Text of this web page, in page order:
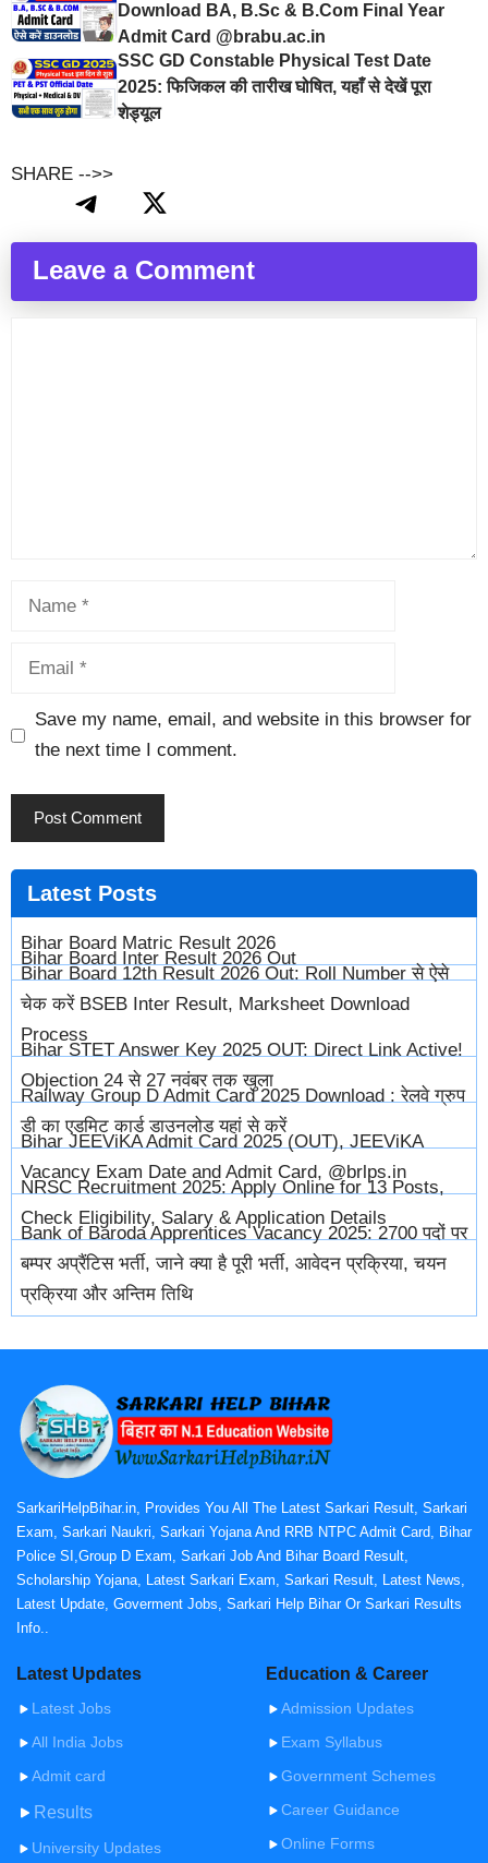
Download BA, B.Sc & B.Com Final Year
Admit Card @brabu.ac.in
SSC GD Constable Physical Test Date
2025: फिजिकल की तारीख घोषित, यहाँ से देखें पूरा
शेड्यूल
SHARE -->>
Leave a Comment
Save my name, email, and website in this browser for
the next time I comment.
Latest Posts
Bihar Board Matric Result 2026
Bihar Board Inter Result 2026 Out
Bihar Board 12th Result 2026 Out: Roll Number से ऐसे
चेक करें BSEB Inter Result, Marksheet Download
Process
Bihar STET Answer Key 2025 OUT: Direct Link Active!
Objection 24 से 27 नवंबर तक खुला
Railway Group D Admit Card 2025 Download : रेलवे ग्रुप
डी का एडमिट कार्ड डाउनलोड यहां से करें
Bihar JEEViKA Admit Card 2025 (OUT), JEEViKA
Vacancy Exam Date and Admit Card, @brlps.in
NRSC Recruitment 2025: Apply Online for 13 Posts,
Check Eligibility, Salary & Application Details
Bank of Baroda Apprentices Vacancy 2025: 2700 पदों पर
बम्पर अप्रैंटिस भर्ती, जाने क्या है पूरी भर्ती, आवेदन प्रक्रिया, चयन
प्रक्रिया और अन्तिम तिथि
SarkariHelpBihar.in, Provides You All The Latest Sarkari Result, Sarkari
Exam, Sarkari Naukri, Sarkari Yojana And RRB NTPC Admit Card, Bihar
Police SI,Group D Exam, Sarkari Job And Bihar Board Result,
Scholarship Yojana, Latest Sarkari Exam, Sarkari Result, Latest News,
Latest Update, Goverment Jobs, Sarkari Help Bihar Or Sarkari Results
Info..
Latest Updates
Latest Jobs
All India Jobs
Admit card
Results
University Updates
Education & Career
Admission Updates
Exam Syllabus
Government Schemes
Career Guidance
Online Forms